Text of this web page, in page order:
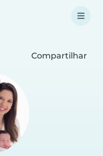
Compartilhar